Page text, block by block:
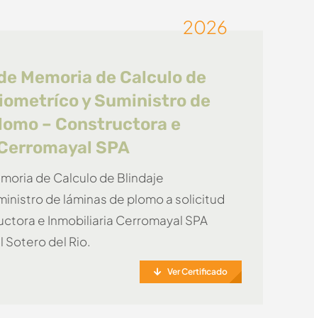
2026
Memoria de Calculo de
y Suministro de
– Constructora e
SPA
de Calculo de Blindaje
de láminas de plomo a solicitud
e Inmobiliaria Cerromayal SPA
Sotero del Rio.
Ver Certificado